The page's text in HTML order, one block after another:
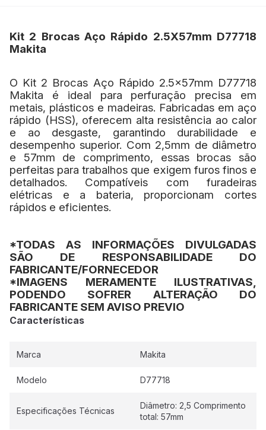
Kit 2 Brocas Aço Rápido 2.5X57mm D77718
Makita
O Kit 2 Brocas Aço Rápido 2.5x57mm D77718
Makita é ideal para perfuração precisa em
metais, plásticos e madeiras. Fabricadas em aço
rápido (HSS), oferecem alta resistência ao calor
e ao desgaste, garantindo durabilidade e
desempenho superior. Com 2,5mm de diâmetro
e 57mm de comprimento, essas brocas são
perfeitas para trabalhos que exigem furos finos e
detalhados. Compatíveis com furadeiras
elétricas e a bateria, proporcionam cortes
rápidos e eficientes.
*TODAS AS INFORMAÇÕES DIVULGADAS
SÃO DE RESPONSABILIDADE DO
FABRICANTE/FORNECEDOR
*IMAGENS MERAMENTE ILUSTRATIVAS,
PODENDO SOFRER ALTERAÇÃO DO
FABRICANTE SEM AVISO PREVIO
Características
Marca Makita
Modelo D77718
Especificações Técnicas
Diâmetro: 2,5 Comprimento
total: 57mm